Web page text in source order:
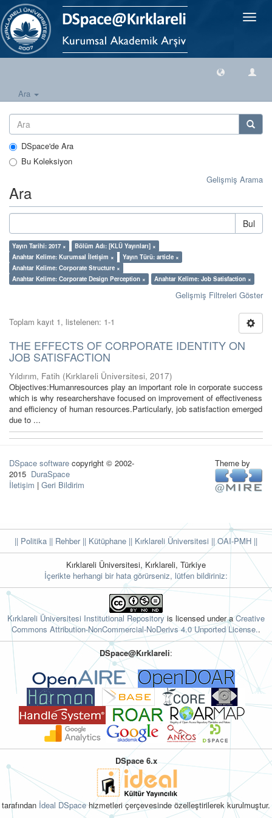
Geçiş
Ara
DSpace'de Ara
Bu Koleksiyon
Gelişmiş Arama
Ara
Bul
Yayın Tarihi: 2017 ×
Bölüm Adı: [KLÜ Yayınları] ×
Anahtar Kelime: Kurumsal İletişim ×
Yayın Türü: article ×
Anahtar Kelime: Corporate Structure ×
Anahtar Kelime: Corporate Design Perception ×
Anahtar Kelime: Job Satisfaction ×
Gelişmiş Filtreleri Göster
Toplam kayıt 1, listelenen: 1-1
THE EFFECTS OF CORPORATE IDENTITY ON
JOB SATISFACTION
Yıldırım, Fatih (Kırklareli Üniversitesi, 2017)
Objectives:Humanresources play an important role in corporate success
which is why researchershave focused on improvement of effectiveness
and efficiency of human resources.Particularly, job satisfaction emerged
due to ...
DSpace software copyright © 2002-
2015 DuraSpace
İletişim | Geri Bildirim
Theme by
|| Politika || Rehber|| Kütüphane || Kırklareli Üniversitesi ||OAI-PMH ||
Kırklareli Üniversitesi, Kırklareli, Türkiye
İçerikte herhangi bir hata görürseniz, lütfen bildiriniz:
Kırklareli Üniversitesi Institutional Repository is licensed under aCreative
Commons Attribution-NonCommercial-NoDerivs 4.0 Unported License..
DSpace@Kırklareli:
DSpace 6.x
tarafından İdeal DSpacehizmetleri çerçevesinde özelleştirilerek kurulmuştur.